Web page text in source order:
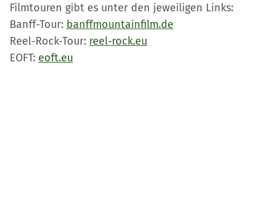
Filmtouren gibt es unter den jeweiligen Links:
Banff-Tour: banffmountainfilm.de
Reel-Rock-Tour: reel-rock.eu
EOFT: eoft.eu